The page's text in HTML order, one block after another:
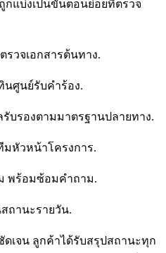
ถูกแบ่งเป็นขั้นตอนย่อยที่ตรวจ
วจเอกสารต้นทาง.
ศูนย์รับคำร้อง.
บรองตามมาตรฐานปลายทาง.
มหัวหน้าโครงการ.
พร้อมซ้อมคำถาม.
ถานะรายวัน.
เจน ลูกค้าได้รับสรุปสถานะทุก